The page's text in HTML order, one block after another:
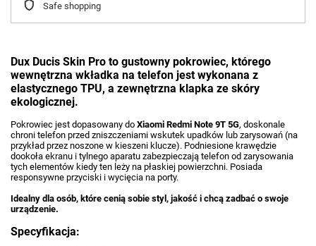
Safe shopping
Dux Ducis Skin Pro to gustowny pokrowiec, którego
wewnętrzna wkładka na telefon jest wykonana z
elastycznego TPU, a zewnętrzna klapka ze skóry
ekologicznej.
Pokrowiec jest dopasowany do Xiaomi Redmi Note 9T 5G, doskonale
chroni telefon przed zniszczeniami wskutek upadków lub zarysowań (na
przykład przez noszone w kieszeni klucze). Podniesione krawędzie
dookoła ekranu i tylnego aparatu zabezpieczają telefon od zarysowania
tych elementów kiedy ten leży na płaskiej powierzchni. Posiada
responsywne przyciski i wycięcia na porty.
Idealny dla osób, które cenią sobie styl, jakość i chcą zadbać o swoje
urządzenie.
Specyfikacja: